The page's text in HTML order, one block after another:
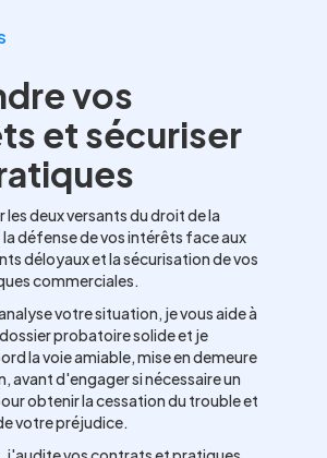
vos
et sécuriser
les deux versants du droit de la
défense de vos intérêts face aux
déloyaux et la sécurisation de vos
commerciales.
votre situation, je vous aide à
probatoire solide et je
la voie amiable, mise en demeure
avant d'engager si nécessaire un
obtenir la cessation du trouble et
votre préjudice.